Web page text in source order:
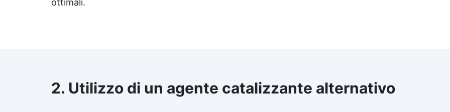
ottimali.
2. Utilizzo di un agente catalizzante alternativo